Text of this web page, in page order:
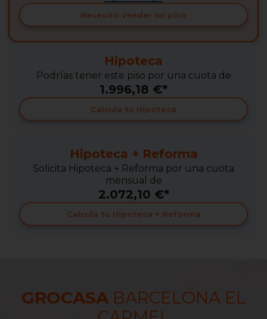
Necesito vender mi piso
Hipoteca
Podrías tener este piso por una cuota de
1.996,18 €*
Calcula tu Hipoteca
Hipoteca + Reforma
Solicita Hipoteca + Reforma por una cuota
mensual de
2.072,10 €*
Calcula tu Hipoteca + Reforma
GROCASA BARCELONA EL